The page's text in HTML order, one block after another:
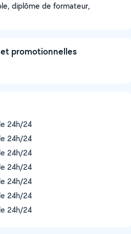
diplôme de formateur,
promotionnelles
24h/24
24h/24
24h/24
24h/24
24h/24
24h/24
24h/24